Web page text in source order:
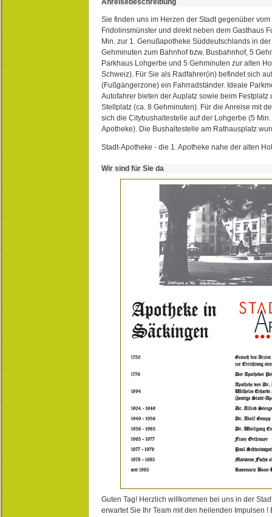
Sie finden uns im Herzen der Stadt gegenüber
Fridolinsmünster und direkt neben dem Gasthaus
Min. zur 1. Genußapotheke Süddeutschlands in
Gehminuten zum Bahnhof bzw. Busbahnhof, 5
Parkhaus Lohgerbe und 5 Gehminuten zur alten
Schweiz). Für Sie als Radfahrer(in) befindet sich
(Fußgängerzone) ein Fahrradständer. Ideale
Autofahrer bieten der Auplatz sowie beim Festplatz
Stellplatz (ca. 8 Gehminuten). Für die Anreise mit
sich die Citybushaltestelle auf der Lohgerbe (5
Apotheke). Die Bushaltestelle am Rathausplatz
Stadt-Apotheke - die 1. Apotheke nahe der alten
Wir sind für Sie da
Guten Tag! Herzlich willkommen bei uns in der
erwartet Sie Ihr Team mit den heilenden Impulsen !